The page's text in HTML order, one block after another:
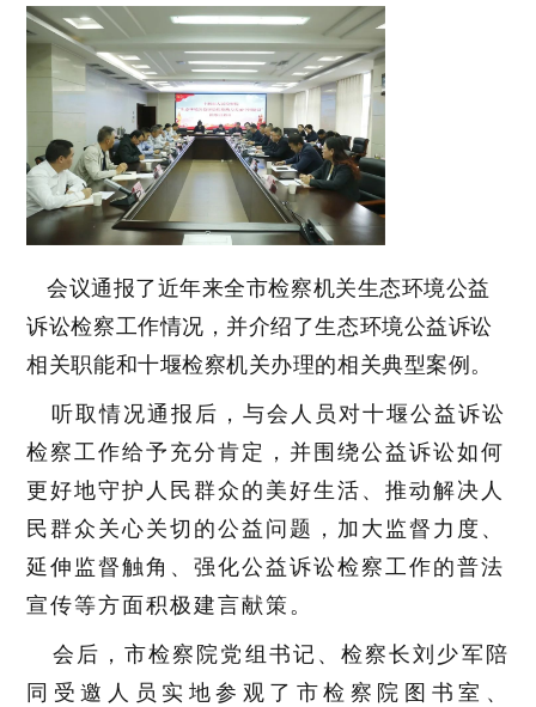
会议通报了近年来全市检察机关生态环境公益
诉讼检察工作情况，并介绍了生态环境公益诉讼
相关职能和十堰检察机关办理的相关典型案例。
听取情况通报后，与会人员对十堰公益诉讼
检察工作给予充分肯定，并围绕公益诉讼如何
更好地守护人民群众的美好生活、推动解决人
民群众关心关切的公益问题，加大监督力度、
延伸监督触角、强化公益诉讼检察工作的普法
宣传等方面积极建言献策。
会后，市检察院党组书记、检察长刘少军陪
同受邀人员实地参观了市检察院图书室、